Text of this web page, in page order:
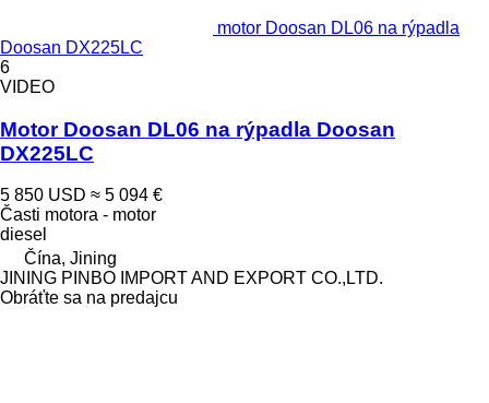
motor Doosan DL06 na rýpadla
Doosan DX225LC
6
VIDEO
Motor Doosan DL06 na rýpadla Doosan
DX225LC
5 850 USD ≈ 5 094 €
Časti motora - motor
diesel
Čína, Jining
JINING PINBO IMPORT AND EXPORT CO.,LTD.
Obráťte sa na predajcu